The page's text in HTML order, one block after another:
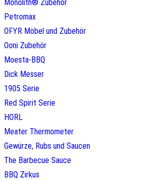
Monolith® Zubehör
Petromax
OFYR Möbel und Zubehör
Ooni Zubehör
Moesta-BBQ
Dick Messer
1905 Serie
Red Spirit Serie
HORL
Meater Thermometer
Gewürze, Rubs und Saucen
The Barbecue Sauce
BBQ Zirkus